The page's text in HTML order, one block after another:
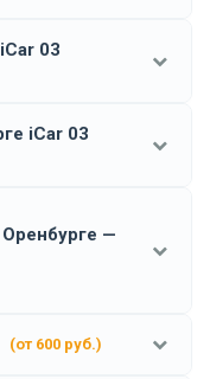
03
iCar 03
—
(от 600 руб.)